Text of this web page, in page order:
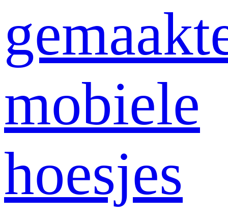
mobiele
hoesjes